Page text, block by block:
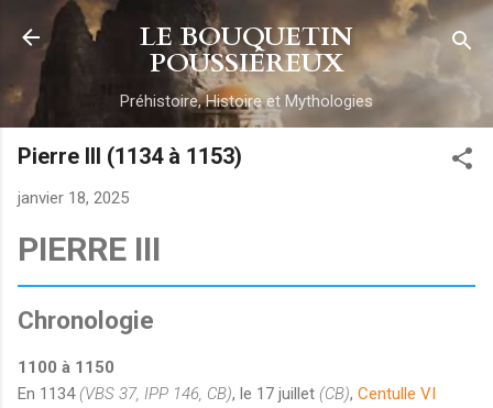
Accéder au contenu principal
LE BOUQUETIN
POUSSIÉREUX
Préhistoire, Histoire et Mythologies
Pierre III (1134 à 1153)
janvier 18, 2025
PIERRE III
Chronologie
1100 à 1150
En 1134 (VBS 37, IPP 146, CB), le 17 juillet (CB), Centulle VI